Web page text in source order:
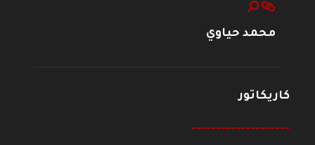
محمد حياوي
كاريكاتور
--------------------